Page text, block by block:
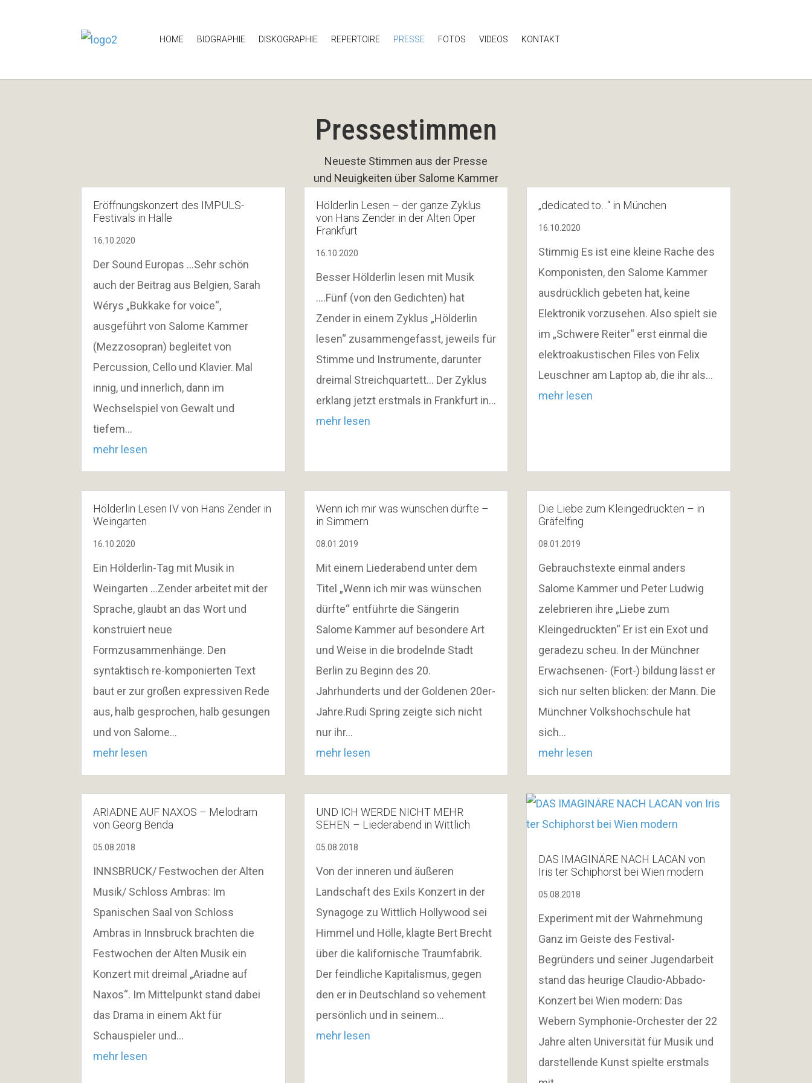
HOME BIOGRAPHIE DISKOGRAPHIE REPERTOIRE PRESSE FOTOS VIDEOS KONTAKT
Pressestimmen
Neueste Stimmen aus der Presse
und Neuigkeiten über Salome Kammer
Eröffnungskonzert des IMPULS-
Festivals in Halle
16.10.2020
Der Sound Europas …Sehr schön
auch der Beitrag aus Belgien, Sarah
Wérys „Bukkake for voice“,
ausgeführt von Salome Kammer
(Mezzosopran) begleitet von
Percussion, Cello und Klavier. Mal
innig, und innerlich, dann im
Wechselspiel von Gewalt und
tiefem…
mehr lesen
Hölderlin Lesen – der ganze Zyklus
von Hans Zender in der Alten Oper
Frankfurt
16.10.2020
Besser Hölderlin lesen mit Musik
….Fünf (von den Gedichten) hat
Zender in einem Zyklus „Hölderlin
lesen“ zusammengefasst, jeweils für
Stimme und Instrumente, darunter
dreimal Streichquartett… Der Zyklus
erklang jetzt erstmals in Frankfurt in…
mehr lesen
„dedicated to…“ in München
16.10.2020
Stimmig Es ist eine kleine Rache des
Komponisten, den Salome Kammer
ausdrücklich gebeten hat, keine
Elektronik vorzusehen. Also spielt sie
im „Schwere Reiter“ erst einmal die
elektroakustischen Files von Felix
Leuschner am Laptop ab, die ihr als…
mehr lesen
Hölderlin Lesen IV von Hans Zender in
Weingarten
16.10.2020
Ein Hölderlin-Tag mit Musik in
Weingarten …Zender arbeitet mit der
Sprache, glaubt an das Wort und
konstruiert neue
Formzusammenhänge. Den
syntaktisch re-komponierten Text
baut er zur großen expressiven Rede
aus, halb gesprochen, halb gesungen
und von Salome…
mehr lesen
Wenn ich mir was wünschen dürfte –
in Simmern
08.01.2019
Mit einem Liederabend unter dem
Titel „Wenn ich mir was wünschen
dürfte“ entführte die Sängerin
Salome Kammer auf besondere Art
und Weise in die brodelnde Stadt
Berlin zu Beginn des 20.
Jahrhunderts und der Goldenen 20er-
Jahre.Rudi Spring zeigte sich nicht
nur ihr…
mehr lesen
Die Liebe zum Kleingedruckten – in
Gräfelfing
08.01.2019
Gebrauchstexte einmal anders
Salome Kammer und Peter Ludwig
zelebrieren ihre „Liebe zum
Kleingedruckten“ Er ist ein Exot und
geradezu scheu. In der Münchner
Erwachsenen- (Fort-) bildung lässt er
sich nur selten blicken: der Mann. Die
Münchner Volkshochschule hat
sich…
mehr lesen
ARIADNE AUF NAXOS – Melodram
von Georg Benda
05.08.2018
INNSBRUCK/ Festwochen der Alten
Musik/ Schloss Ambras: Im
Spanischen Saal von Schloss
Ambras in Innsbruck brachten die
Festwochen der Alten Musik ein
Konzert mit dreimal „Ariadne auf
Naxos“. Im Mittelpunkt stand dabei
das Drama in einem Akt für
Schauspieler und…
mehr lesen
UND ICH WERDE NICHT MEHR
SEHEN – Liederabend in Wittlich
05.08.2018
Von der inneren und äußeren
Landschaft des Exils Konzert in der
Synagoge zu Wittlich Hollywood sei
Himmel und Hölle, klagte Bert Brecht
über die kalifornische Traumfabrik.
Der feindliche Kapitalismus, gegen
den er in Deutschland so vehement
persönlich und in seinem…
mehr lesen
DAS IMAGINÄRE NACH LACAN von
Iris ter Schiphorst bei Wien modern
05.08.2018
Experiment mit der Wahrnehmung
Ganz im Geiste des Festival-
Begründers und seiner Jugendarbeit
stand das heurige Claudio-Abbado-
Konzert bei Wien modern: Das
Webern Symphonie-Orchester der 22
Jahre alten Universität für Musik und
darstellende Kunst spielte erstmals